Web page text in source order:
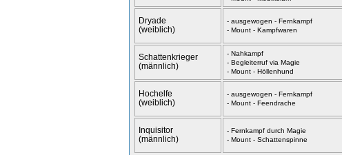
Dryade
(weiblich)
- ausgewogen - Fernkampf
- Mount - Kampfwaren
Schattenkrieger
(männlich)
- Nahkampf
- Begleiterruf via Magie
- Mount - Höllenhund
Hochelfe
(weiblich)
- ausgewogen - Fernkampf
- Mount - Feendrache
Inquisitor
(männlich)
- Fernkampf durch Magie
- Mount - Schattenspinne